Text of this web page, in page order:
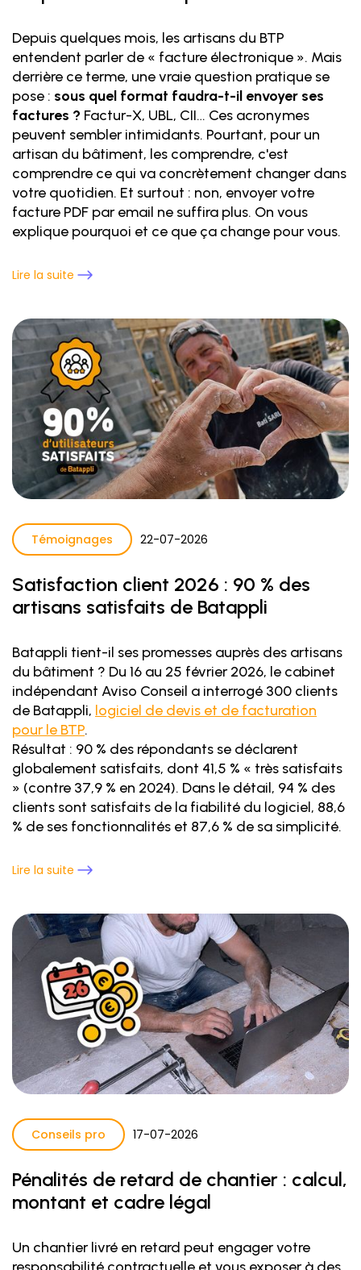
Depuis quelques mois, les artisans du BTP
entendent parler de « facture électronique ». Mais
derrière ce terme, une vraie question pratique se
pose : sous quel format faudra-t-il envoyer ses
factures ? Factur-X, UBL, CII… Ces acronymes
peuvent sembler intimidants. Pourtant, pour un
artisan du bâtiment, les comprendre, c'est
comprendre ce qui va concrètement changer dans
votre quotidien. Et surtout : non, envoyer votre
facture PDF par email ne suffira plus. On vous
explique pourquoi et ce que ça change pour vous.
Lire la suite
Témoignages 22-07-2026
Satisfaction client 2026 : 90 % des
artisans satisfaits de Batappli
Batappli tient-il ses promesses auprès des artisans
du bâtiment ? Du 16 au 25 février 2026, le cabinet
indépendant Aviso Conseil a interrogé 300 clients
de Batappli, logiciel de devis et de facturation
pour le BTP.
Résultat : 90 % des répondants se déclarent
globalement satisfaits, dont 41,5 % « très satisfaits
» (contre 37,9 % en 2024). Dans le détail, 94 % des
clients sont satisfaits de la fiabilité du logiciel, 88,6
% de ses fonctionnalités et 87,6 % de sa simplicité.
Lire la suite
Conseils pro 17-07-2026
Pénalités de retard de chantier : calcul,
montant et cadre légal
Un chantier livré en retard peut engager votre